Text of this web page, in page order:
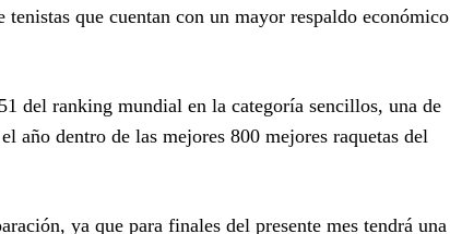
que cuentan con un mayor respaldo económico
del ranking mundial en la categoría sencillos, una de
año dentro de las mejores 800 mejores raquetas del
ya que para finales del presente mes tendrá una